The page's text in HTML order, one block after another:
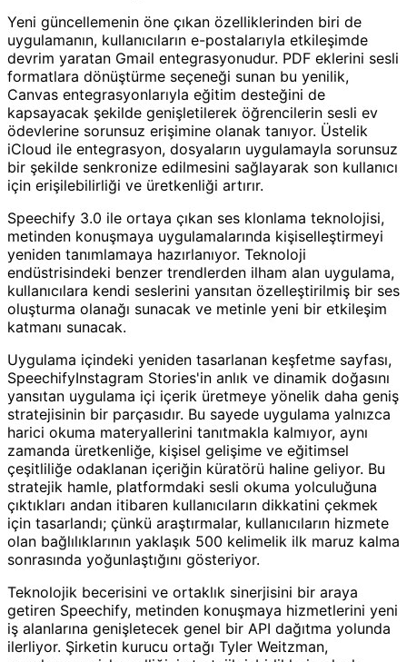
Yeni güncellemenin öne çıkan özelliklerinden biri de
uygulamanın, kullanıcıların e-postalarıyla etkileşimde
devrim yaratan Gmail entegrasyonudur. PDF eklerini sesli
formatlara dönüştürme seçeneği sunan bu yenilik,
Canvas entegrasyonlarıyla eğitim desteğini de
kapsayacak şekilde genişletilerek öğrencilerin sesli ev
ödevlerine sorunsuz erişimine olanak tanıyor. Üstelik
iCloud ile entegrasyon, dosyaların uygulamayla sorunsuz
bir şekilde senkronize edilmesini sağlayarak son kullanıcı
için erişilebilirliği ve üretkenliği artırır.
Speechify 3.0 ile ortaya çıkan ses klonlama teknolojisi,
metinden konuşmaya uygulamalarında kişiselleştirmeyi
yeniden tanımlamaya hazırlanıyor. Teknoloji
endüstrisindeki benzer trendlerden ilham alan uygulama,
kullanıcılara kendi seslerini yansıtan özelleştirilmiş bir ses
oluşturma olanağı sunacak ve metinle yeni bir etkileşim
katmanı sunacak.
Uygulama içindeki yeniden tasarlanan keşfetme sayfası,
SpeechifyInstagram Stories'in anlık ve dinamik doğasını
yansıtan uygulama içi içerik üretmeye yönelik daha geniş
stratejisinin bir parçasıdır. Bu sayede uygulama yalnızca
harici okuma materyallerini tanıtmakla kalmıyor, aynı
zamanda üretkenliğe, kişisel gelişime ve eğitimsel
çeşitliliğe odaklanan içeriğin küratörü haline geliyor. Bu
stratejik hamle, platformdaki sesli okuma yolculuğuna
çıktıkları andan itibaren kullanıcıların dikkatini çekmek
için tasarlandı; çünkü araştırmalar, kullanıcıların hizmete
olan bağlılıklarının yaklaşık 500 kelimelik ilk maruz kalma
sonrasında yoğunlaştığını gösteriyor.
Teknolojik becerisini ve ortaklık sinerjisini bir araya
getiren Speechify, metinden konuşmaya hizmetlerini yeni
iş alanlarına genişletecek genel bir API dağıtma yolunda
ilerliyor. Şirketin kurucu ortağı Tyler Weitzman,